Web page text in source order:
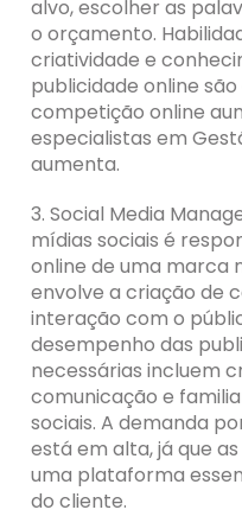
alvo, escolher as
o orçamento.
criatividade e
publicidade online
competição online
especialistas em
aumenta.
3. Social Media
mídias sociais é
online de uma marca
envolve a criação de
interação com o
desempenho das
necessárias incluem
comunicação e
sociais. A demanda
está em alta, já que
uma plataforma
do cliente.